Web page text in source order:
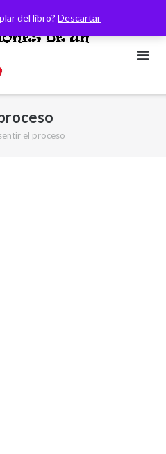
del libro? Descartar
el proceso